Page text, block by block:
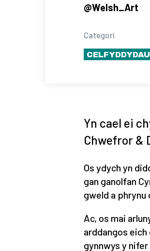
@Welsh_Art
Categori
Yn cael ei
Chwefror &
Os ydych yn
gan ganolfan
gweld a phrynu
Ac, os mai
arddangos
gynnwys y